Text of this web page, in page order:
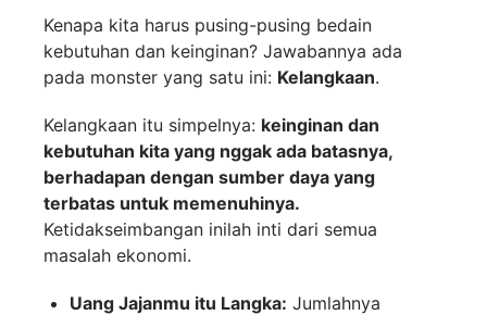
Kenapa kita harus pusing-pusing bedain
kebutuhan dan keinginan? Jawabannya ada
pada monster yang satu ini: Kelangkaan.
Kelangkaan itu simpelnya: keinginan dan
kebutuhan kita yang nggak ada batasnya,
berhadapan dengan sumber daya yang
terbatas untuk memenuhinya.
Ketidakseimbangan inilah inti dari semua
masalah ekonomi.
Uang Jajanmu itu Langka: Jumlahnya